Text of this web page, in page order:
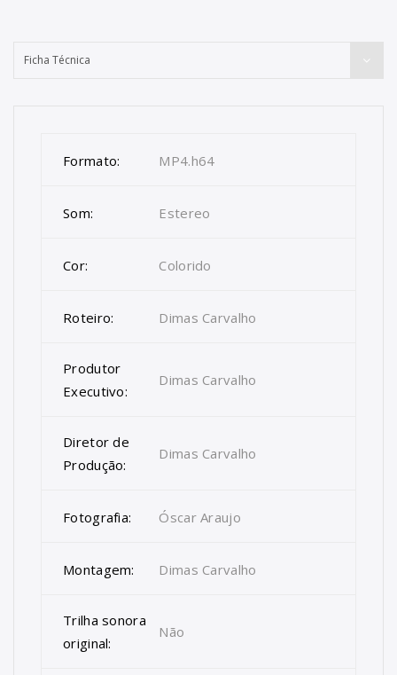
Formato: MP4.h64
Som: Estereo
Cor: Colorido
Roteiro: Dimas Carvalho
Produtor
Executivo:
Dimas Carvalho
Diretor de
Produção:
Dimas Carvalho
Fotografia: Óscar Araujo
Montagem: Dimas Carvalho
Trilha sonora
original:
Não